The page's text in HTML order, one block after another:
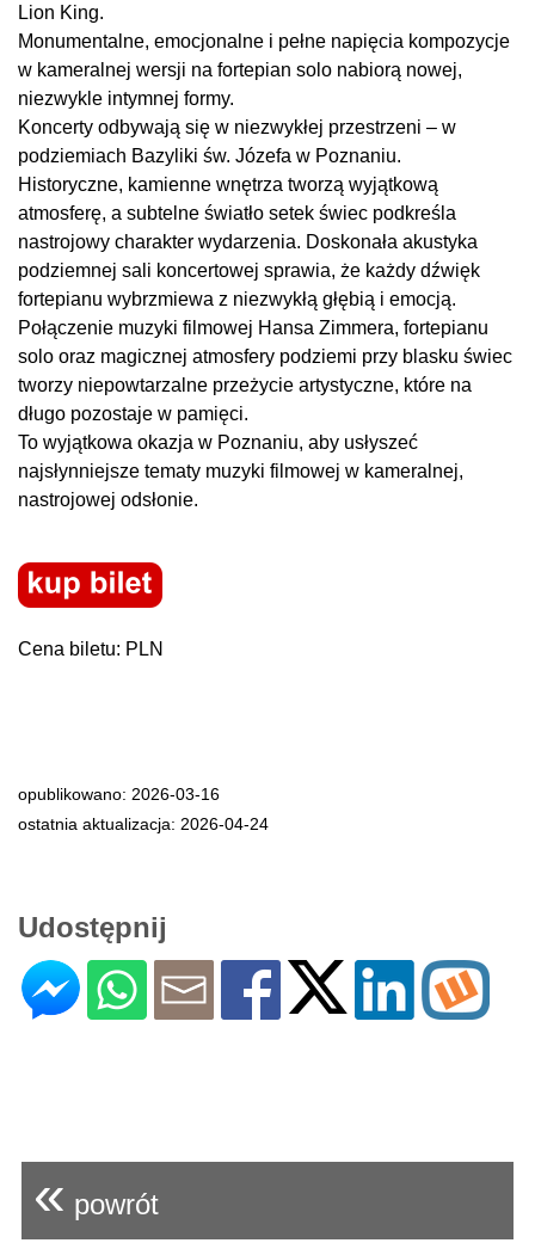
Lion King.
Monumentalne, emocjonalne i pełne napięcia kompozycje
w kameralnej wersji na fortepian solo nabiorą nowej,
niezwykle intymnej formy.
Koncerty odbywają się w niezwykłej przestrzeni – w
podziemiach Bazyliki św. Józefa w Poznaniu.
Historyczne, kamienne wnętrza tworzą wyjątkową
atmosferę, a subtelne światło setek świec podkreśla
nastrojowy charakter wydarzenia. Doskonała akustyka
podziemnej sali koncertowej sprawia, że każdy dźwięk
fortepianu wybrzmiewa z niezwykłą głębią i emocją.
Połączenie muzyki filmowej Hansa Zimmera, fortepianu
solo oraz magicznej atmosfery podziemi przy blasku świec
tworzy niepowtarzalne przeżycie artystyczne, które na
długo pozostaje w pamięci.
To wyjątkowa okazja w Poznaniu, aby usłyszeć
najsłynniejsze tematy muzyki filmowej w kameralnej,
nastrojowej odsłonie.
Cena biletu: PLN
opublikowano: 2026-03-16
ostatnia aktualizacja: 2026-04-24
Udostępnij
« powrót